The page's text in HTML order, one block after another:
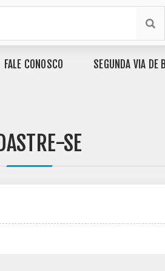
FALE CONOSCO SEGUNDA VIA DE
SE